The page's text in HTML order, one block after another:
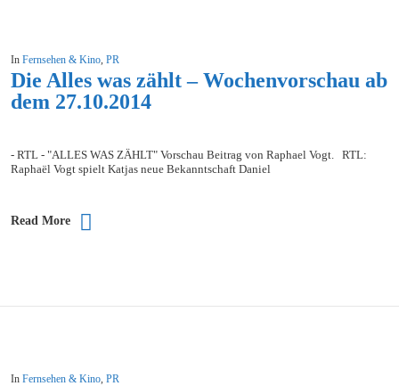
InFernsehen & Kino,PR
Die Alles was zählt – Wochenvorschau ab
dem 27.10.2014
- RTL - "ALLES WAS ZÄHLT" Vorschau Beitrag von Raphael Vogt. RTL:
Raphaël Vogt spielt Katjas neue Bekanntschaft Daniel
Read More
InFernsehen & Kino,PR